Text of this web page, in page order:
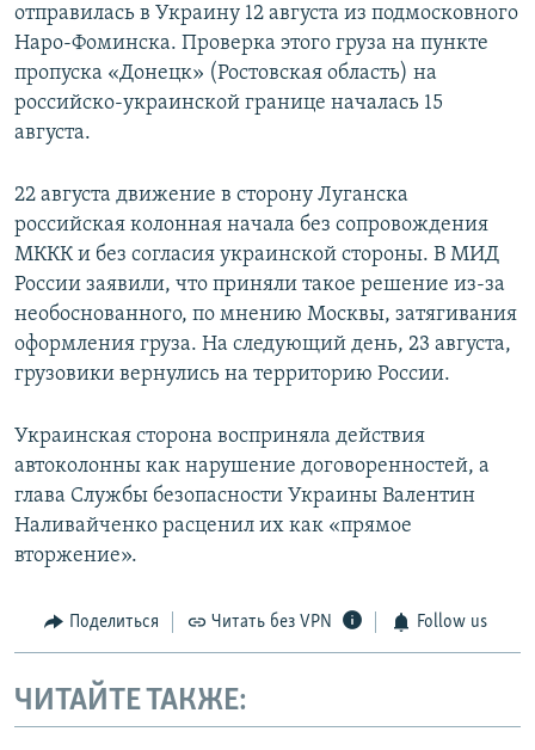
отправилась в Украину 12 августа из подмосковного
Наро-Фоминска. Проверка этого груза на пункте
пропуска «Донецк» (Ростовская область) на
российско-украинской границе началась 15
августа.
22 августа движение в сторону Луганска
российская колонная начала без сопровождения
МККК и без согласия украинской стороны. В МИД
России заявили, что приняли такое решение из-за
необоснованного, по мнению Москвы, затягивания
оформления груза. На следующий день, 23 августа,
грузовики вернулись на территорию России.
Украинская сторона восприняла действия
автоколонны как нарушение договоренностей, а
глава Службы безопасности Украины Валентин
Наливайченко расценил их как «прямое
вторжение».
Поделиться Читать без VPN Follow us
ЧИТАЙТЕ ТАКЖЕ: